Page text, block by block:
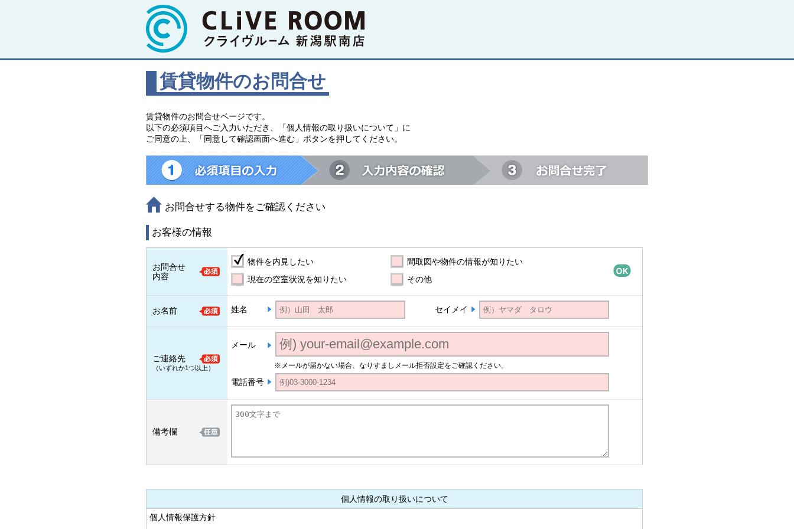
賃貸物件のお問合せ
賃貸物件のお問合せページです。
以下の必須項目へご入力いただき、「個人情報の取り扱いについて」に
ご同意の上、「同意して確認画面へ進む」ボタンを押してください。
お問合せする物件をご確認ください
お客様の情報
お問合せ
内容
物件を内見したい
間取図や物件の情報が知りたい
現在の空室状況を知りたい
その他
お名前 姓名 セイメイ
ご連絡先
（いずれか1つ以上）
メール
※メールが届かない場合、なりすましメール拒否設定をご確認ください。
電話番号
備考欄
個人情報の取り扱いについて
個人情報保護方針